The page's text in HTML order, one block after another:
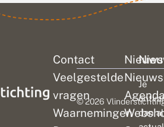
Contact
Veelgestelde
vragen
Waarnemingen
Nieuws
Je
dan
© 2026